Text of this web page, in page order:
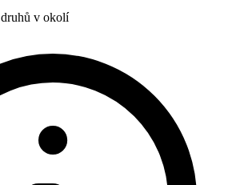
druhů v okolí